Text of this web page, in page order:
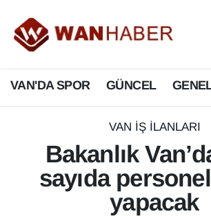
VAN'DA SPOR GÜNCEL
VAN İŞ İLANLARI
Bakanlık
sayıda personel
yapacak
3.SAYFA
ASAYİŞ
BİLİM VE TEKNOLOJİ
Biyografi
Bölge Haberleri
Van Nöbetçi Eczaneler
Van Hava Durumu
Van Namaz Vakitleri
Van Trafik Yoğunluk Haritası
Süper Lig Puan Durumu ve